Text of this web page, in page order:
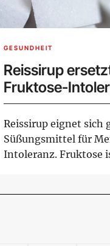
GESUNDHEIT
Reissirup
Fruktose-
Reissirup eignet sich
Süßungsmittel für
Intoleranz. Fruktose